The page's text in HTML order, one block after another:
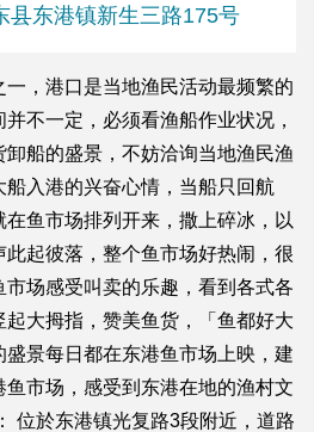
县东港镇新生三路175号
，港口是当地渔民活动最频繁的
不一定，必须看渔船作业状况，
船的盛景，不妨洽询当地渔民渔
入港的兴奋心情，当船只回航
鱼市场排列开来，撒上碎冰，以
起彼落，整个鱼市场好热闹，很
场感受叫卖的乐趣，看到各式各
大拇指，赞美鱼货，「鱼都好大
景每日都在东港鱼市场上映，建
市场，感受到东港在地的渔村文
位於东港镇光复路3段附近，道路